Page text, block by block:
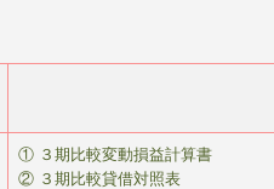
① ３期比較変動損益計算書
② ３期比較貸借対照表